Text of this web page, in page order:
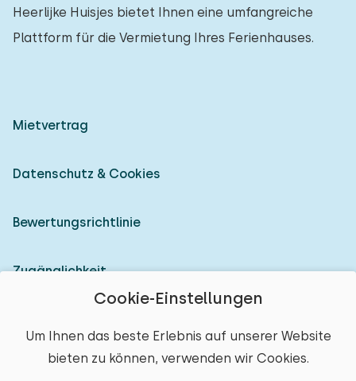
Cookie-Einstellungen
Um Ihnen das beste Erlebnis auf unserer Website
bieten zu können, verwenden wir Cookies.
Heerlijke Huisjes bietet Ihnen eine umfangreiche
Plattform für die Vermietung Ihres Ferienhauses.
Mietvertrag
Datenschutz & Cookies
Bewertungsrichtlinie
Zugänglichkeit
© 2026 Heerlijke Huisjes (eingetragene Marke)